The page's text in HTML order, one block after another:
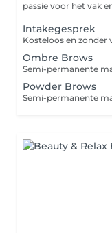
passie voor het vak
Intakegesprek
Kosteloos en zonder
Ombre Brows
Powder Brows